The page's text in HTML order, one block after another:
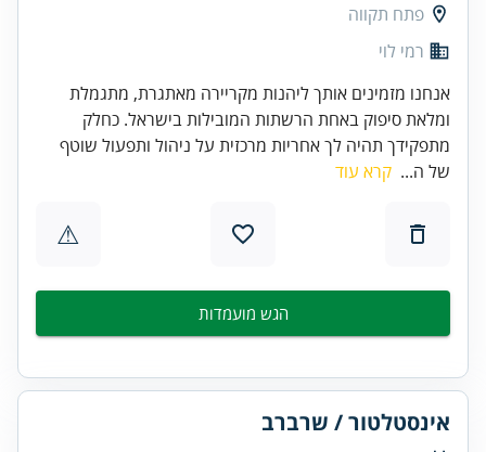
פתח תקווה
רמי לוי
אנחנו מזמינים אותך ליהנות מקריירה מאתגרת, מתגמלת
ומלאת סיפוק באחת הרשתות המובילות בישראל. כחלק
מתפקידך תהיה לך אחריות מרכזית על ניהול ותפעול שוטף
של ה... קרא עוד
⚠
הגש מועמדות
אינסטלטור / שרברב